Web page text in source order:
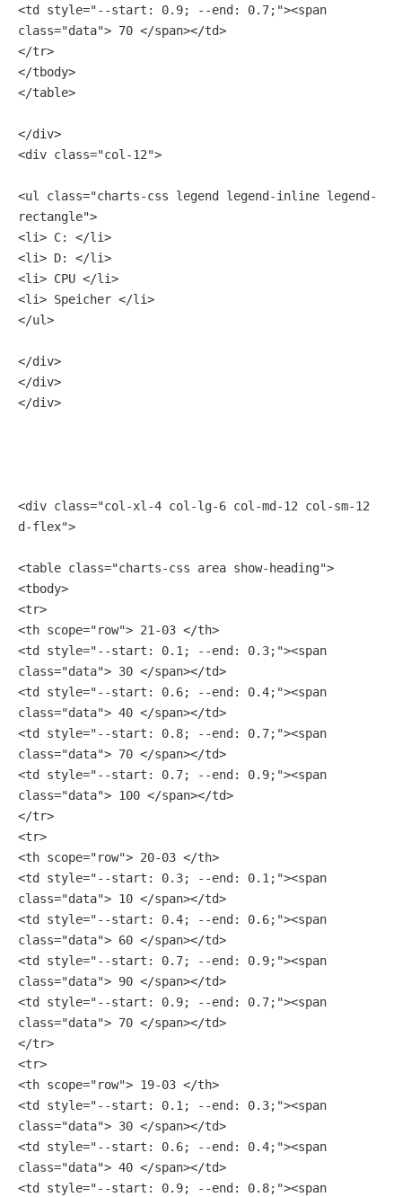
<td style="--start: 0.9; --end: 0.7;"><span
class="data"> 70 </span></td>
</tr>
</tbody>
</table>
</div>
<div class="col-12">
<ul class="charts-css legend legend-inline legend-
rectangle">
<li> C: </li>
<li> D: </li>
<li> CPU </li>
<li> Speicher </li>
</ul>
</div>
</div>
</div>
<div class="col-xl-4 col-lg-6 col-md-12 col-sm-12
d-flex">
<table class="charts-css area show-heading">
<tbody>
<tr>
<th scope="row"> 21-03 </th>
<td style="--start: 0.1; --end: 0.3;"><span
class="data"> 30 </span></td>
<td style="--start: 0.6; --end: 0.4;"><span
class="data"> 40 </span></td>
<td style="--start: 0.8; --end: 0.7;"><span
class="data"> 70 </span></td>
<td style="--start: 0.7; --end: 0.9;"><span
class="data"> 100 </span></td>
</tr>
<tr>
<th scope="row"> 20-03 </th>
<td style="--start: 0.3; --end: 0.1;"><span
class="data"> 10 </span></td>
<td style="--start: 0.4; --end: 0.6;"><span
class="data"> 60 </span></td>
<td style="--start: 0.7; --end: 0.9;"><span
class="data"> 90 </span></td>
<td style="--start: 0.9; --end: 0.7;"><span
class="data"> 70 </span></td>
</tr>
<tr>
<th scope="row"> 19-03 </th>
<td style="--start: 0.1; --end: 0.3;"><span
class="data"> 30 </span></td>
<td style="--start: 0.6; --end: 0.4;"><span
class="data"> 40 </span></td>
<td style="--start: 0.9; --end: 0.8;"><span